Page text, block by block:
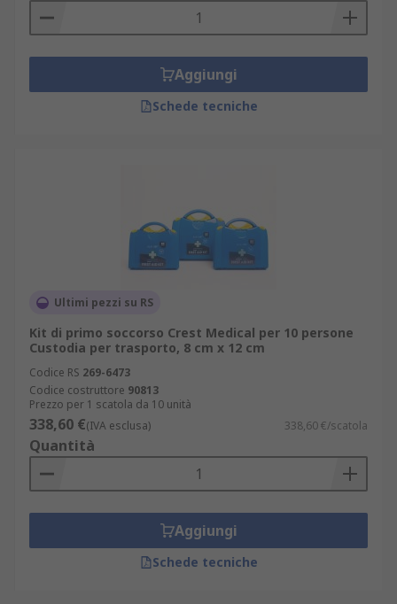
Aggiungi
Schede tecniche
Ultimi pezzi su RS
Kit di primo soccorso Crest Medical per 10 persone
Custodia per trasporto, 8 cm x 12 cm
Codice RS 269-6473
Codice costruttore 90813
Prezzo per 1 scatola da 10 unità
338,60 €(IVA esclusa) 338,60 €/scatola
Quantità
Aggiungi
Schede tecniche